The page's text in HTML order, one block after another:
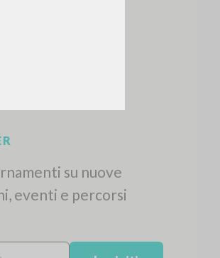
su nuove